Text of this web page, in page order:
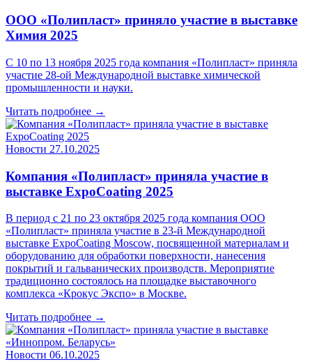
ООО «Полипласт» приняло участие в выставке
Химия 2025
С 10 по 13 ноября 2025 года компания «Полипласт» приняла
участие 28-ой Международной выставке химической
промышленности и науки.
Читать подробнее →
Новости 27.10.2025
Компания «Полипласт» приняла участие в
выставке ExpoCoating 2025
В период с 21 по 23 октября 2025 года компания ООО
«Полипласт» приняла участие в 23-й Международной
выставке ExpoCoating Moscow, посвященной материалам и
оборудованию для обработки поверхности, нанесения
покрытий и гальванических производств. Мероприятие
традиционно состоялось на площадке выставочного
комплекса «Крокус Экспо» в Москве.
Читать подробнее →
Новости 06.10.2025